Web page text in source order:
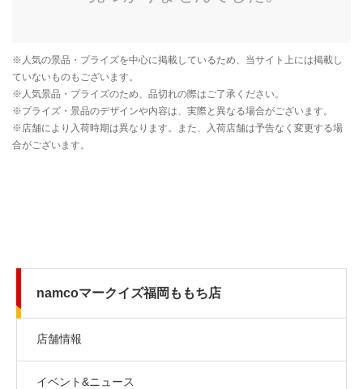
namcoマークイズ福岡ももち店
店舗情報
イベント&ニュース